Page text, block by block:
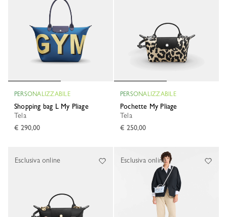
PERSONALIZZABILE
Shopping bag L My Pliage
Tela
€ 290,00
PERSONALIZZABILE
Pochette My Pliage
Tela
€ 250,00
Esclusiva online Esclusiva online